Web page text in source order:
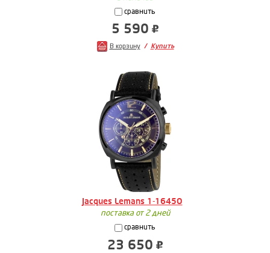
сравнить
5 590
В корзину Купить
Jacques Lemans 1-1645O
поставка от 2 дней
сравнить
23 650